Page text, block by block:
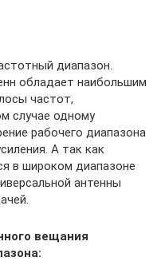
диапазон.
обладает наибольшим
частот,
случае одному
рабочего диапазона
А так как
в широком диапазоне
антенны
вещания